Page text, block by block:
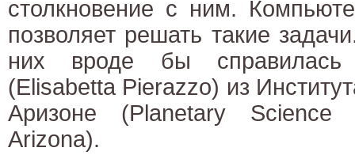
столкновение с ним.
позволяет решать такие
них вроде бы справилась
(Elisabetta Pierazzo) из
Аризоне (Planetary
Arizona).